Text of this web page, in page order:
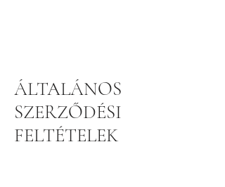
ÁLTALÁNOS
SZERZŐDÉSI
FELTÉTELEK